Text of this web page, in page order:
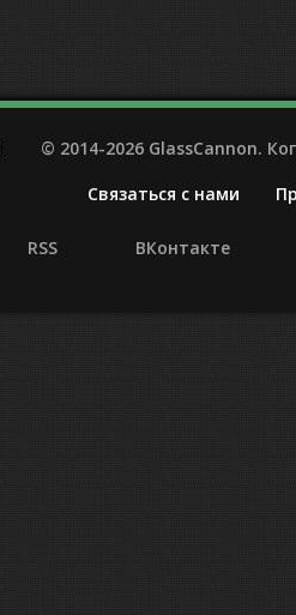
© 2014-2026 GlassCannon.
Связаться с нами
RSS ВКонтакте